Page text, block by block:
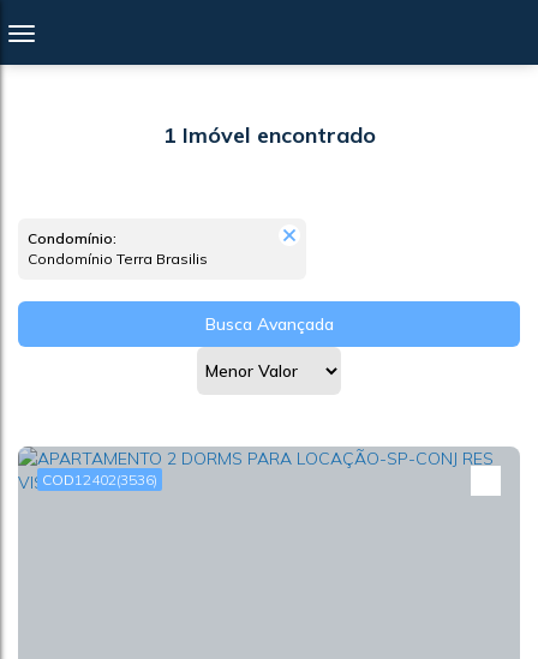
1 Imóvel encontrado
Condomínio:
Condomínio Terra Brasilis
Busca Avançada
12402(3536)